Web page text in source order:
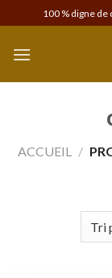
to
content
100 % digne
ACCUEIL /